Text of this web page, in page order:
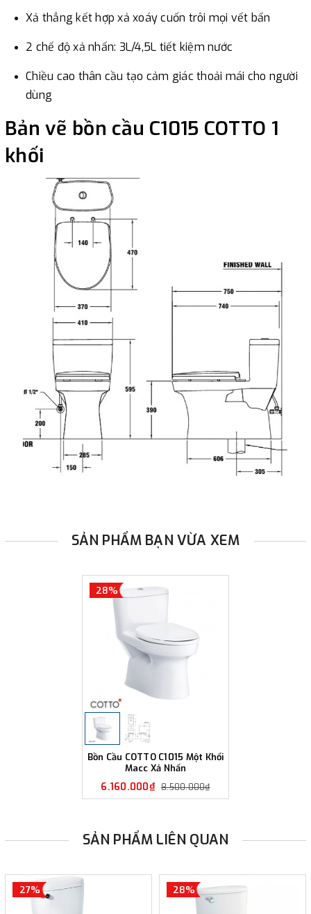
Xả thẳng kết hợp xả xoáy cuốn trôi mọi vết bẩn
2 chế độ xả nhấn: 3L/4,5L tiết kiệm nước
Chiều cao thân cầu tạo cảm giác thoải mái cho người
dùng
Bản vẽ bồn cầu C1015 COTTO 1
khối
SẢN PHẨM BẠN VỪA XEM
28%
Bồn Cầu COTTO C1015 Một Khối
Macc Xả Nhấn
6.160.000₫ 8.500.000₫
SẢN PHẨM LIÊN QUAN
27% 28%